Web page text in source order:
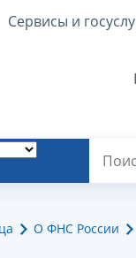
Сервисы и
О ФНС России